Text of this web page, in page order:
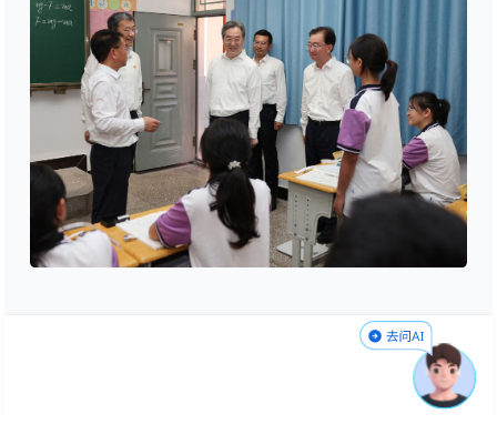
6月1日至2日，中共中央政治局常委、国
务院副总理丁薛祥在云南调研基础教育等工
作。这是6月1日，丁薛祥在文山市第一中学